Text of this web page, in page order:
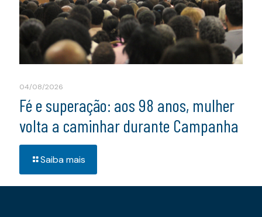
04/08/2026
Fé e superação: aos 98 anos, mulher
volta a caminhar durante Campanha
Saiba mais